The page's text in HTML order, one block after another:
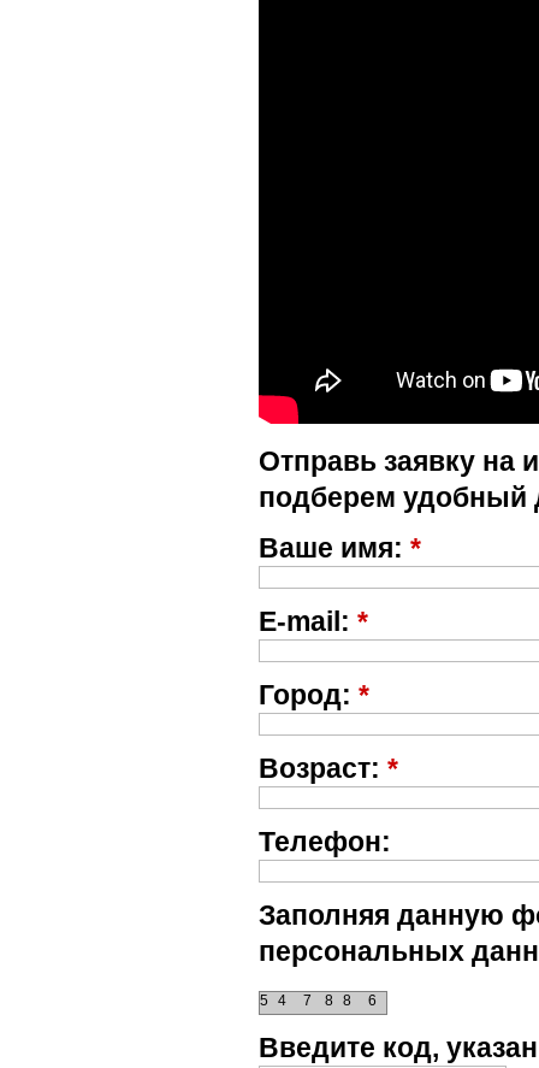
Отправь заявку на
подберем удобный
Ваше имя: *
E-mail: *
Город: *
Возраст: *
Телефон:
Заполняя данную
персональных
6
8 8
7
5 4
Введите код,